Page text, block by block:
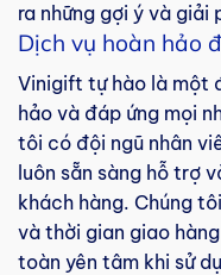
ra những gợi ý và giải
Dịch vụ hoàn hảo
Vinigift tự hào là một
hảo và đáp ứng mọi
tôi có đội ngũ nhân
luôn sẵn sàng hỗ trợ
khách hàng. Chúng
và thời gian giao
toàn yên tâm khi sử